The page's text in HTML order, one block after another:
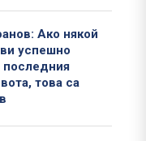
Ако някой
успешно
последния
това са